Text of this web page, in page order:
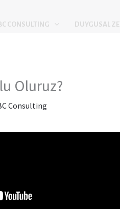
CONSULTING DUYGUSAL
Oluruz?
Consulting